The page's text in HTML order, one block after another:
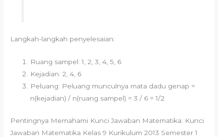
Langkah-langkah penyelesaian:
Ruang sampel: 1, 2, 3, 4, 5, 6
Kejadian: 2, 4, 6
Peluang: Peluang munculnya mata dadu genap =
n(kejadian) / n(ruang sampel) = 3 / 6 = 1/2
Pentingnya Memahami Kunci Jawaban Matematika: Kunci
Jawaban Matematika Kelas 9 Kurikulum 2013 Semester 1